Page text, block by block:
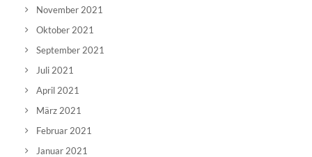
November 2021
Oktober 2021
September 2021
Juli 2021
April 2021
März 2021
Februar 2021
Januar 2021